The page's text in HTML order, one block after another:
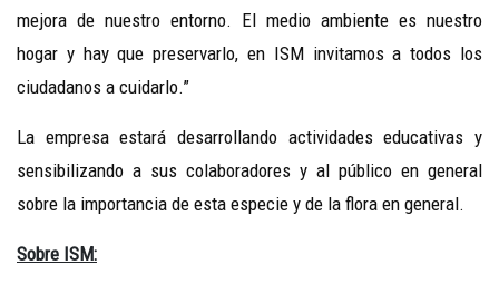
mejora de nuestro entorno. El medio ambiente es nuestro
hogar y hay que preservarlo, en ISM invitamos a todos los
ciudadanos a cuidarlo.”
La empresa estará desarrollando actividades educativas y
sensibilizando a sus colaboradores y al público en general
sobre la importancia de esta especie y de la flora en general.
Sobre ISM: